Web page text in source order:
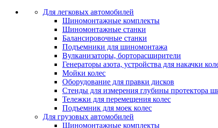
Для легковых автомобилей
Шиномонтажные комплекты
Шиномонтажные станки
Балансировочные станки
Подъемники для шиномонтажа
Вулканизаторы, борторасширители
Генераторы азота, устройства для накачки
Мойки колес
Оборудование для правки дисков
Стенды для измерения глубины протектора
Тележки для перемещения колес
Подъемник для моек колеc
Для грузовых автомобилей
Шиномонтажные комплекты